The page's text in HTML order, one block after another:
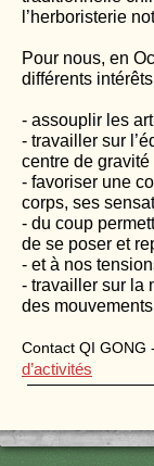
l’herboristerie
Pour nous, en
différents intérêts
- assouplir les
- travailler sur
centre de gravité
- favoriser une
corps, ses
- du coup
de se poser et
- et à nos
- travailler sur la
des mouvements
Contact QI GONG
d’activités